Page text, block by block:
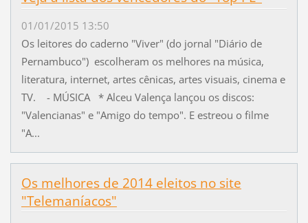
01/01/2015 13:50
Os leitores do caderno "Viver" (do jornal "Diário de
Pernambuco") escolheram os melhores na música,
literatura, internet, artes cênicas, artes visuais, cinema e
TV. - MÚSICA * Alceu Valença lançou os discos:
"Valencianas" e "Amigo do tempo". E estreou o filme
"A...
Os melhores de 2014 eleitos no site
"Telemaníacos"